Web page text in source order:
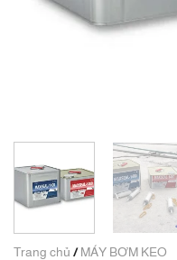
Trang chủ / MÁY BƠM KEO